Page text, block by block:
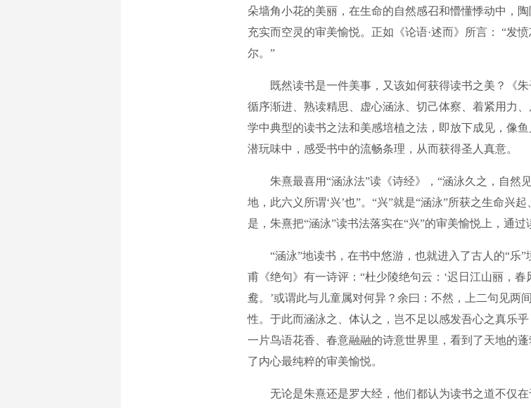
朵墙角小花的美丽，在生命的自然感召和懵懂悸动中，
充实而空灵的审美愉悦。正如《论语·述而》所言： “发
尔。”
既然读书是一件美事，又该如何获得读书之美？《朱
循序渐进、熟读精思、虚心涵泳、切己体察、着紧用力
学中典型的读书之法和美感培植之法，即放下成见，像
潜玩味中，感受书中的流畅条理，从而获得圣人真意。
朱熹最喜用“涵泳法”读《诗经》，“涵泳久之，自然
地，此六义所谓‘兴’也”。“兴”就是“涵泳”所获之生命兴
是，朱熹把“涵泳”读书法落实在“兴”的审美愉悦上，通过
“涵泳”地读书，在书中悠游，也就进入了古人的“乐”
甫《绝句》有一诗评：“杜少陵绝句云：‘迟日江山丽，
鸯。’或谓此与儿童属对何异？余曰：不然，上二句见两
性。于此而涵泳之、体认之，岂不足以感发吾心之真乐
一片鸟语花香、春意融融的诗意世界里，看到了天地的
了内心最纯粹的审美愉悦。
无论是朱熹还是罗大经，他们都认为读书之道不仅在